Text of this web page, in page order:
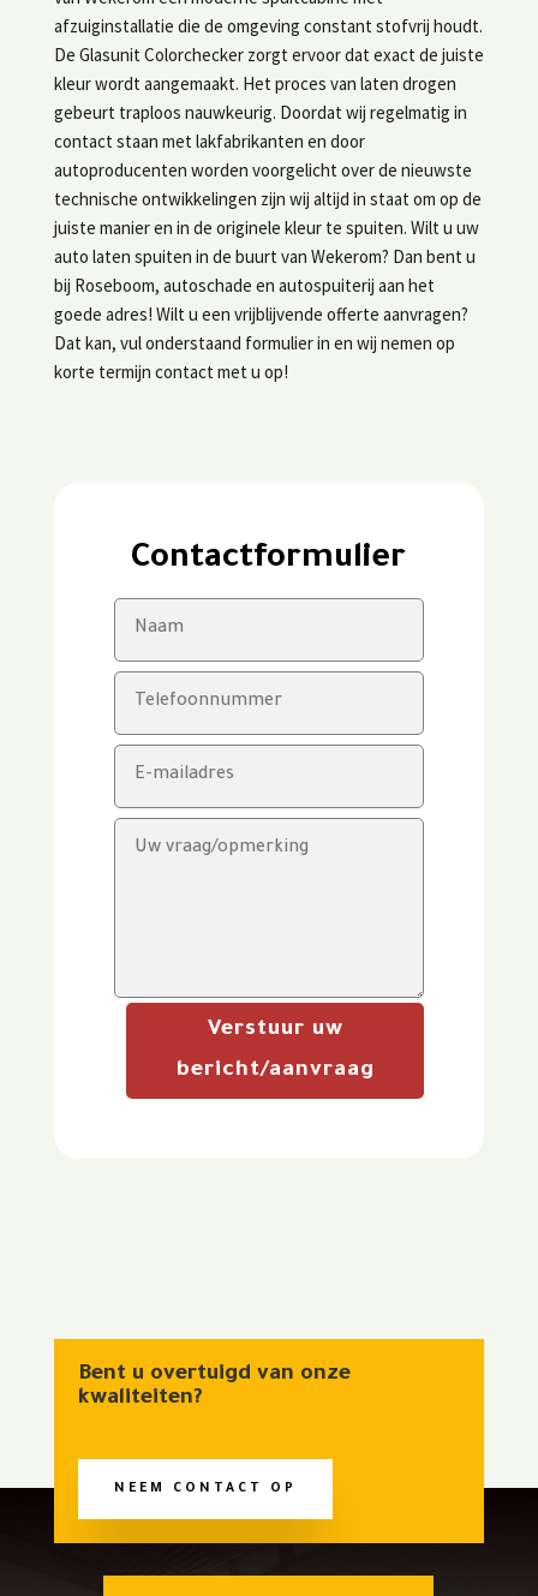
afzuiginstallatie die de omgeving constant stofvrij houdt.
De Glasunit Colorchecker zorgt ervoor dat exact de juiste
kleur wordt aangemaakt. Het proces van laten drogen
gebeurt traploos nauwkeurig. Doordat wij regelmatig in
contact staan met lakfabrikanten en door
autoproducenten worden voorgelicht over de nieuwste
technische ontwikkelingen zijn wij altijd in staat om op de
juiste manier en in de originele kleur te spuiten. Wilt u uw
auto laten spuiten in de buurt van Wekerom? Dan bent u
bij Roseboom, autoschade en autospuiterij aan het
goede adres! Wilt u een vrijblijvende offerte aanvragen?
Dat kan, vul onderstaand formulier in en wij nemen op
korte termijn contact met u op!
Contactformulier
Verstuur uw
bericht/aanvraag
Bent u overtuigd van onze
kwaliteiten?
NEEM CONTACT OP